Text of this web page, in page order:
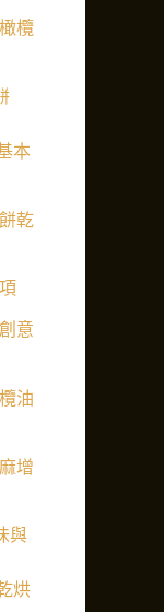
欖
本
乾
意
油
增
與
烘